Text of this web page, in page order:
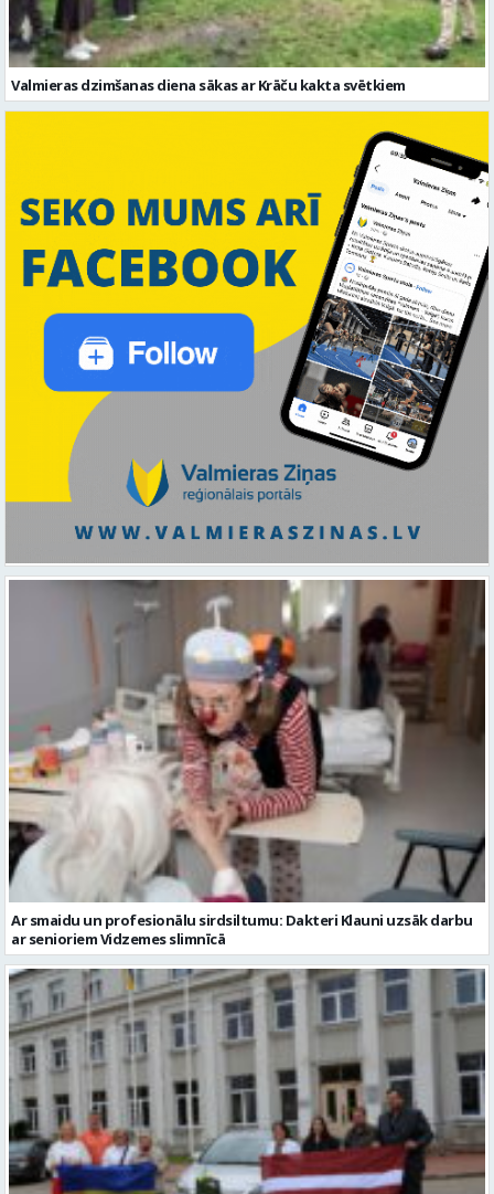
Valmieras dzimšanas diena sākas ar Krāču kakta svētkiem
Ar smaidu un profesionālu sirdsiltumu: Dakteri Klauni uzsāk darbu
ar senioriem Vidzemes slimnīcā